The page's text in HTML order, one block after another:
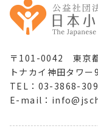
〒101-0042 東京
トナカイ神田タワー
TEL：03-3868-
E-mail：